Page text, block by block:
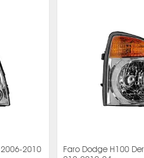
2010
Faro Dodge H100